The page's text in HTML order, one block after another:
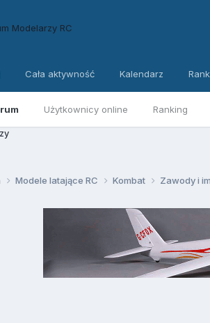
Użytkownicy online Ranking
Cała aktywność Kalendarz
Modele latające RC Kombat Zawody i